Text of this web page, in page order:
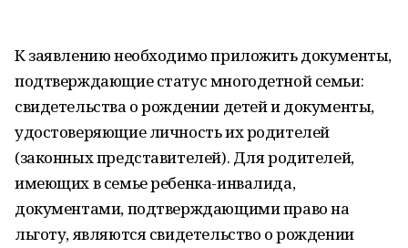
К заявлению необходимо приложить документы,
подтверждающие статус многодетной семьи:
свидетельства о рождении детей и документы,
удостоверяющие личность их родителей
(законных представителей). Для родителей,
имеющих в семье ребенка-инвалида,
документами, подтверждающими право на
льготу, являются свидетельство о рождении